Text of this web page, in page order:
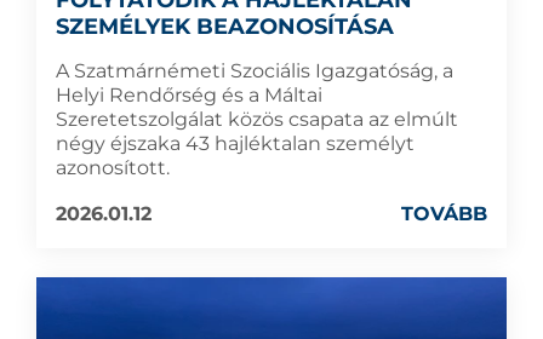
SZEMÉLYEK BEAZONOSÍTÁSA
A Szatmárnémeti Szociális Igazgatóság, a
Helyi Rendőrség és a Máltai
Szeretetszolgálat közös csapata az elmúlt
négy éjszaka 43 hajléktalan személyt
azonosított.
2026.01.12
TOVÁBB